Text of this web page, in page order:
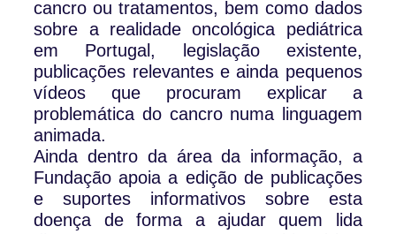
cancro ou tratamentos, bem como dados
sobre a realidade oncológica pediátrica
em Portugal, legislação existente,
publicações relevantes e ainda pequenos
vídeos que procuram explicar a
problemática do cancro numa linguagem
animada.
Ainda dentro da área da informação, a
Fundação apoia a edição de publicações
e suportes informativos sobre esta
doença de forma a ajudar quem lida